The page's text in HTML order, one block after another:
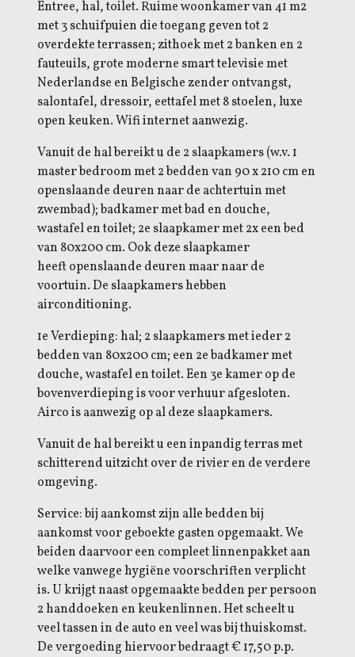
Entree, hal, toilet. Ruime woonkamer van 41 m2
met 3 schuifpuien die toegang geven tot 2
overdekte terrassen; zithoek met 2 banken en 2
fauteuils, grote moderne smart televisie met
Nederlandse en Belgische zender ontvangst,
salontafel, dressoir, eettafel met 8 stoelen, luxe
open keuken. Wifi internet aanwezig.
Vanuit de hal bereikt u de 2 slaapkamers (w.v. 1
master bedroom met 2 bedden van 90 x 210 cm en
openslaande deuren naar de achtertuin met
zwembad); badkamer met bad en douche,
wastafel en toilet; 2e slaapkamer met 2x een bed
van 80x200 cm. Ook deze slaapkamer
heeft openslaande deuren maar naar de
voortuin. De slaapkamers hebben
airconditioning.
1e Verdieping: hal; 2 slaapkamers met ieder 2
bedden van 80x200 cm; een 2e badkamer met
douche, wastafel en toilet. Een 3e kamer op de
bovenverdieping is voor verhuur afgesloten.
Airco is aanwezig op al deze slaapkamers.
Vanuit de hal bereikt u een inpandig terras met
schitterend uitzicht over de rivier en de verdere
omgeving.
Service: bij aankomst zijn alle bedden bij
aankomst voor geboekte gasten opgemaakt. We
beiden daarvoor een compleet linnenpakket aan
welke vanwege hygiëne voorschriften verplicht
is. U krijgt naast opgemaakte bedden per persoon
2 handdoeken en keukenlinnen. Het scheelt u
veel tassen in de auto en veel was bij thuiskomst.
De vergoeding hiervoor bedraagt € 17,50 p.p.